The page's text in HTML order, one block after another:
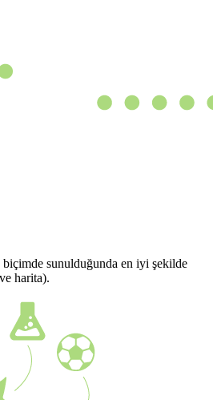
sunulduğunda en iyi şekilde
harita).